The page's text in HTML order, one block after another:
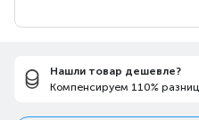
Нашли товар дешевле?
Компенсируем 110%